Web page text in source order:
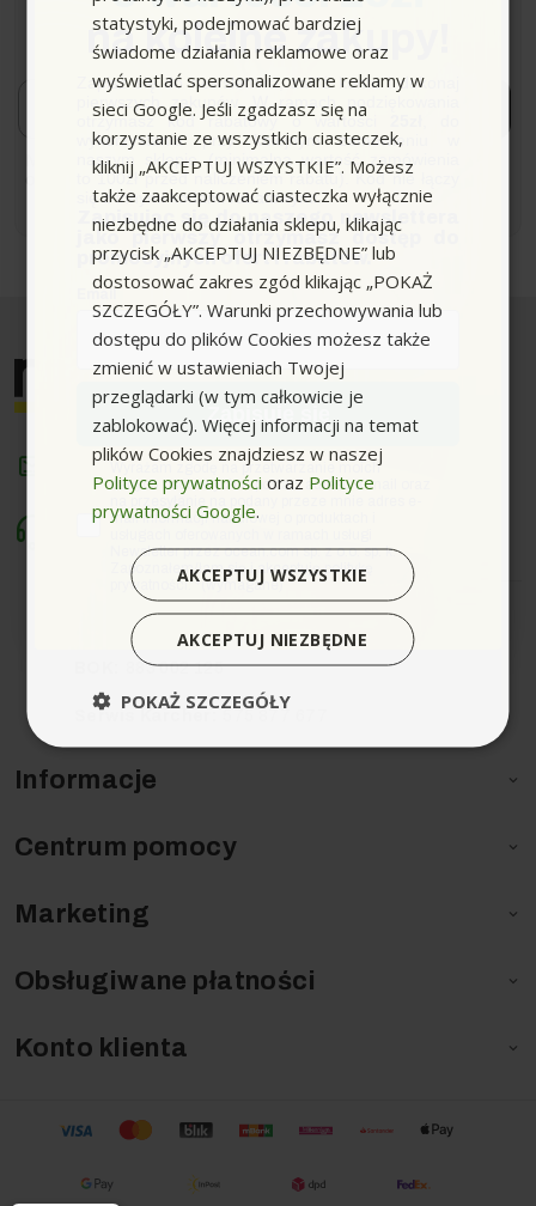
ofertami!
*Dowiaduj się o premierach i promocjach jako pierwszy.
Możesz zrezygnować w każdej chwili. W tym celu należy
odnaleźć szczegóły w naszej informacji prawnej.
Informacje 
Centrum pomocy 
Marketing 
Obsługiwane płatności 
Konto klienta 
sklep@myjki.com
Masz do nas pytania? Zadzwoń!
Sprzedaż: 880 014 265
883 002 125
Serwis Karcher:
statystyki, podejmować bardziej
świadome działania reklamowe oraz
wyświetlać spersonalizowane reklamy w
sieci Google. Jeśli zgadzasz się na
korzystanie ze wszystkich ciasteczek,
kliknij „AKCEPTUJ WSZYSTKIE”. Możesz
także zaakceptować ciasteczka wyłącznie
niezbędne do działania sklepu, klikając
przycisk „AKCEPTUJ NIEZBĘDNE” lub
dostosować zakres zgód klikając „POKAŻ
SZCZEGÓŁY”. Warunki przechowywania lub
dostępu do plików Cookies możesz także
zmienić w ustawieniach Twojej
przeglądarki (w tym całkowicie je
zablokować). Więcej informacji na temat
plików Cookies znajdziesz w naszej
Polityce prywatności oraz Polityce
prywatności Google.
AKCEPTUJ WSZYSTKIE
AKCEPTUJ NIEZBĘDNE
POKAŻ SZCZEGÓŁY
na kolejne zakupy!
Zapisz się do newslettera, załóż konto i dokonaj
pierwszych zakupów. W ramach podziękowania
otrzymasz kod rabatowy o wartości
wykorzystania przy kolejnym zamówieniu w
naszym sklepie (minimalna wartość zamówienia
to 100zł przed naliczeniem rabatu). Kod nie łączy
się z innymi kodami rabatowymi.
Zapisując się do naszego newslettera
jako pierwszy otrzymasz dostęp do
promocyjnych ofert i rabatów.
Zapisuję się
zgodaWyrażam zgodę na przetwarzanie moich
danych osobowych w postaci adresu e-mail oraz
na przesyłanie na podany przeze mnie adres e-
mail informacji handlowej o produktach i
Newsletter przez ocean.com sp. z o.o. sp. k.
Zapoznałem/łam się i akceptuję politykę
prywatności. *(wymagane)